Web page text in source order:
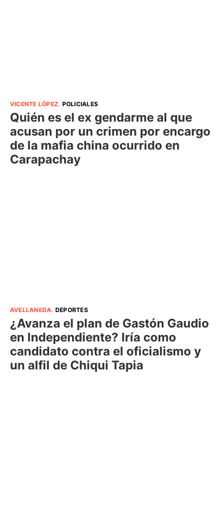
VICENTE LÓPEZ. POLICIALES
Quién es el ex gendarme al que
acusan por un crimen por encargo
de la mafia china ocurrido en
Carapachay
AVELLANEDA. DEPORTES
¿Avanza el plan de Gastón Gaudio
en Independiente? Iría como
candidato contra el oficialismo y
un alfil de Chiqui Tapia